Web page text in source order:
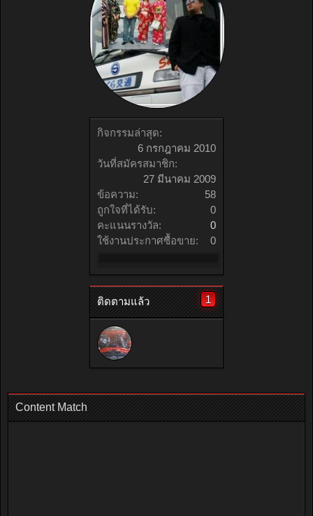
กิจกรรมล่าสุด:
6 กรกฎาคม 2010
วันที่สมัครสมาชิก:
27 มีนาคม 2009
ข้อความ:
58
ถูกใจที่ได้รับ:
0
คะแนนรางวัล:
0
ใช้งานประกาศซื้อขาย:
0
ติดตามแล้ว 1
Content Match